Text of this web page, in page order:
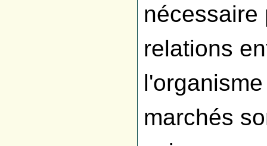
nécessaire
relations
marchés